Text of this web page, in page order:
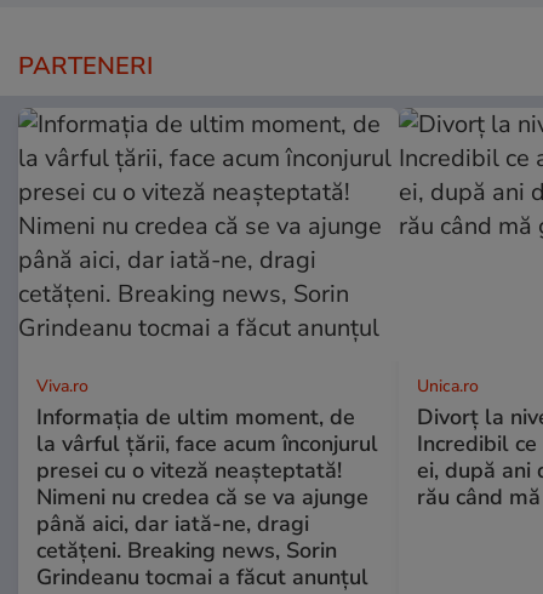
PARTENERI
Viva.ro
Informația de ultim moment, de
la vârful țării, face acum înconjurul
presei cu o viteză neașteptată!
Nimeni nu credea că se va ajunge
până aici, dar iată-ne, dragi
cetățeni. Breaking news, Sorin
Grindeanu tocmai a făcut anunțul
Unica.ro
Divorț la
Incredibil
ei, după ani
rău când